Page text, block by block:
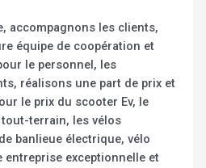
accompagnons les clients,
équipe de coopération et
le personnel, les
réalisons une part de prix et
le prix du scooter Ev, le
terrain, les vélos
banlieue électrique, vélo
entreprise exceptionnelle et